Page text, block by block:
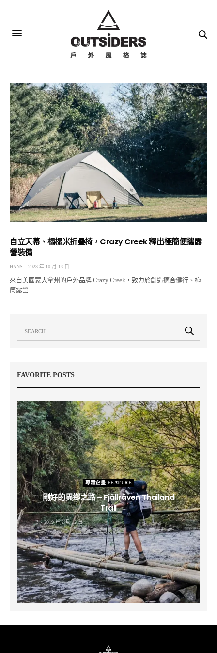
自立天幕、榻榻米折疊椅，Crazy Creek 釋出極簡便攜露
營裝備
HANS 2023 年 10 月 13 日
來自美國蒙大拿州的戶外品牌 Crazy Creek，致力於創造適合健行、極
簡露營…
FAVORITE POSTS
專題企畫 FEATURE
剛好的異鄉之路 – Fjällräven Thailand
Trail
B 2019 年 2 月 12 日